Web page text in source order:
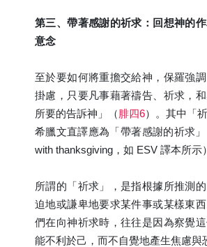
第三、帶著感謝的祈求：回想神的
意念
至於要如何將重擔交給神，保羅強
掛慮，只要凡事藉著禱告、祈求，
所要的告訴神」（腓四6）。其中「
希臘文直譯應為「帶著感謝的祈求
with thanksgiving，如 ESV 譯本所示
所謂的「祈求」，是指根據所推測
迫地或謙卑地要求某件事或某樣東
們在向神祈求時，往往是因為察覺
能不利於己，而不自覺地產生焦慮與